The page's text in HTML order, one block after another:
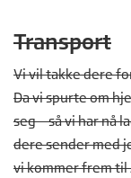
Transport
Vi vil takke dere
Da vi spurte om
seg – så vi har nå
dere sender med
vi kommer frem til